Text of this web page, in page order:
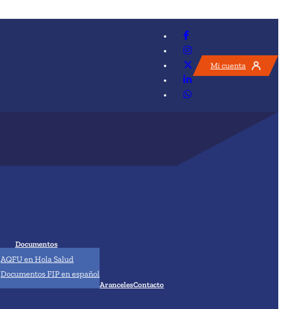
Mi cuenta
Documentos
AQFU en Hola Salud
Documentos FIP en español
ArancelesContacto